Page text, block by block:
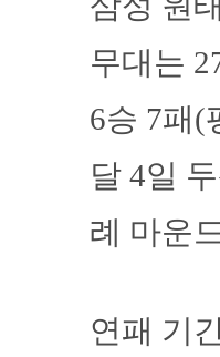
무대는
6승 7패(
달 4일
례 마운
연패 기